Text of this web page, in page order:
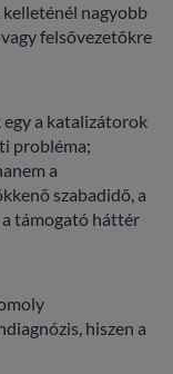
kelleténél nagyobb
felsővezetőkre
a katalizátorok
probléma;
a
szabadidő, a
támogató háttér
hiszen a